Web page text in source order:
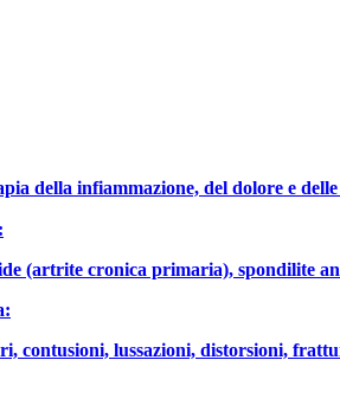
della infiammazione, del dolore e
(artrite cronica primaria), spondilite
contusioni, lussazioni, distorsioni,